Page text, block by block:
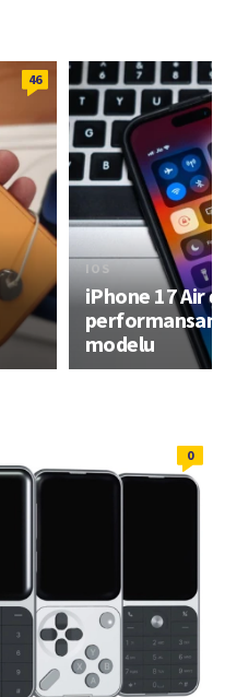
46
IOS
iPhone 17 Air
modelu
0